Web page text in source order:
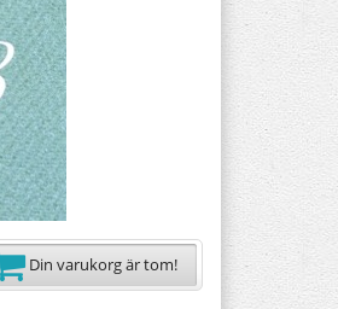
Din varukorg är tom!